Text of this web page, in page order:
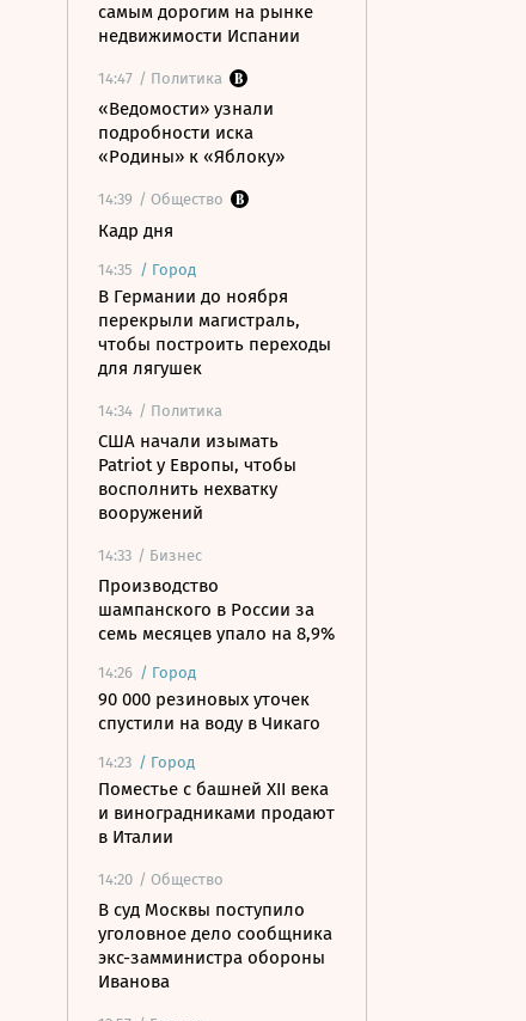
самым дорогим на рынке
недвижимости Испании
14:47 / Политика
«Ведомости» узнали
подробности иска
«Родины» к «Яблоку»
14:39 / Общество
Кадр дня
14:35 / Город
В Германии до ноября
перекрыли магистраль,
чтобы построить переходы
для лягушек
14:34 / Политика
США начали изымать
Patriot у Европы, чтобы
восполнить нехватку
вооружений
14:33 / Бизнес
Производство
шампанского в России за
семь месяцев упало на 8,9%
14:26 / Город
90 000 резиновых уточек
спустили на воду в Чикаго
14:23 / Город
Поместье с башней XII века
и виноградниками продают
в Италии
14:20 / Общество
В суд Москвы поступило
уголовное дело сообщника
экс-замминистра обороны
Иванова